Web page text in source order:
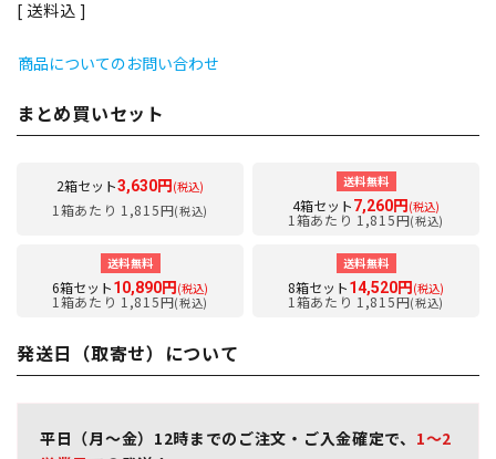
送料込
商品についてのお問い合わせ
まとめ買いセット
2箱セット3,630円 (税込)
1箱あたり 1,815円(税込)
送料無料
4箱セット7,260円 (税込)
1箱あたり 1,815円(税込)
送料無料
6箱セット10,890円 (税込)
1箱あたり 1,815円(税込)
送料無料
8箱セット14,520円 (税込)
1箱あたり 1,815円(税込)
発送日（取寄せ）について
平日（月～金）12時までのご注文・ご入金確定で、 1～2